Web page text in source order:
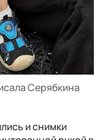
Серябкина
и снимки